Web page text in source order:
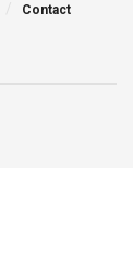
Contact